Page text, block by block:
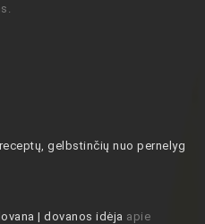
gelbstinčių nuo pernelyg
| dovanos idėja apie